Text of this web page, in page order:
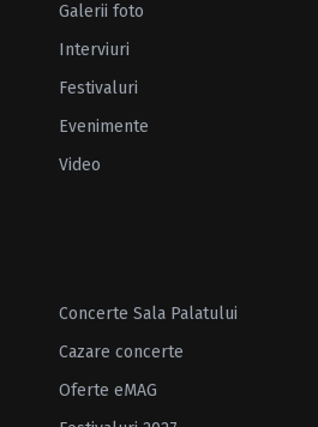
Galerii foto
Interviuri
Festivaluri
Evenimente
Video
Concerte Sala Palatului
Cazare concerte
Oferte eMAG